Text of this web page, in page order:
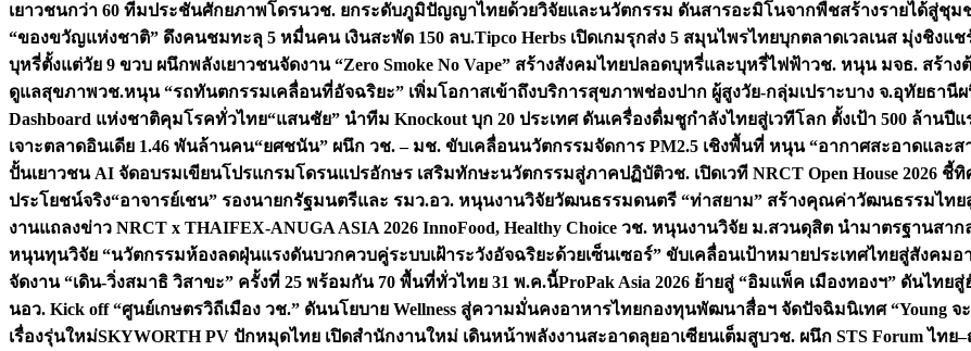
เยาวชนกว่า 60 ทีมประชันศักยภาพโดรนวช. ยกระดับภูมิปัญญาไทยด้วยวิจัยและนวัตกรรม ดันสารอะมิโนจากพืชสร้างรายได้สู่ชุม
“ของขวัญแห่งชาติ” ดึงคนชมทะลุ 5 หมื่นคน เงินสะพัด 150 ลบ.Tipco Herbs เปิดเกมรุกส่ง 5 สมุนไพรไทยบุกตลาดเวลเนส มุ่งชิงแ
บุหรี่ตั้งแต่วัย 9 ขวบ ผนึกพลังเยาวชนจัดงาน “Zero Smoke No Vape” สร้างสังคมไทยปลอดบุหรี่และบุหรี่ไฟฟ้าวช. หนุน มจธ. สร้าง
ดูแลสุขภาพวช.หนุน “รถทันตกรรมเคลื่อนที่อัจฉริยะ” เพิ่มโอกาสเข้าถึงบริการสุขภาพช่องปาก ผู้สูงวัย-กลุ่มเปราะบาง จ.อุทัยธานีผ
Dashboard แห่งชาติคุมโรคทั่วไทย“แสนชัย” นำทีม Knockout บุก 20 ประเทศ ดันเครื่องดื่มชูกำลังไทยสู่เวทีโลก ตั้งเป้า 500 ล้านปีแ
เจาะตลาดอินเดีย 1.46 พันล้านคน“ยศชนัน” ผนึก วช. – มช. ขับเคลื่อนนวัตกรรมจัดการ PM2.5 เชิงพื้นที่ หนุน “อากาศสะอาดแล
ปั้นเยาวชน AI จัดอบรมเขียนโปรแกรมโดรนแปรอักษร เสริมทักษะนวัตกรรมสู่ภาคปฏิบัติวช. เปิดเวที NRCT Open House 2026
ประโยชน์จริง“อาจารย์เชน” รองนายกรัฐมนตรีและ รมว.อว. หนุนงานวิจัยวัฒนธรรมดนตรี “ท่าสยาม” สร้างคุณค่าวัฒนธรรมไทย
งานแถลงข่าว NRCT x THAIFEX-ANUGA ASIA 2026 InnoFood, Healthy Choice วช. หนุนงานวิจัย ม.สวนดุสิต นำมาตรฐานสาก
หนุนทุนวิจัย “นวัตกรรมห้องลดฝุ่นแรงดันบวกควบคู่ระบบเฝ้าระวังอัจฉริยะด้วยเซ็นเซอร์” ขับเคลื่อนเป้าหมายประเทศไทยสู่สังคมอ
จัดงาน “เดิน-วิ่งสมาธิ วิสาขะ” ครั้งที่ 25 พร้อมกัน 70 พื้นที่ทั่วไทย 31 พ.ค.นี้ProPak Asia 2026 ย้ายสู่ “อิมแพ็ค เมืองทองฯ” ดันไท
นอว. Kick off “ศูนย์เกษตรวิถีเมือง วช.” ดันนโยบาย Wellness สู่ความมั่นคงอาหารไทยกองทุนพัฒนาสื่อฯ จัดปัจฉิมนิเทศ “Young จ
เรื่องรุ่นใหม่SKYWORTH PV ปักหมุดไทย เปิดสำนักงานใหม่ เดินหน้าพลังงานสะอาดลุยอาเซียนเต็มสูบวช. ผนึก STS Forum ไท